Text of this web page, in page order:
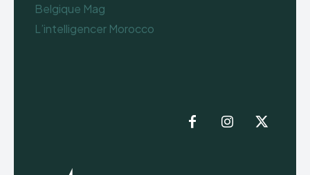
Belgique Mag
L’intelligencer Morocco